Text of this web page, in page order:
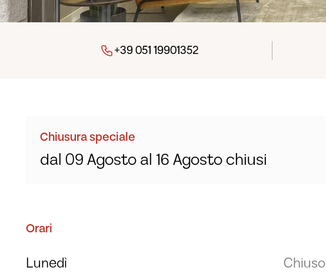
+39 051 19901352
Chiusura speciale
dal 09 Agosto al 16 Agosto chiusi
Orari
Lunedì
Chiuso